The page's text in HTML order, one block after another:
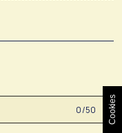
0 /50 Cookies